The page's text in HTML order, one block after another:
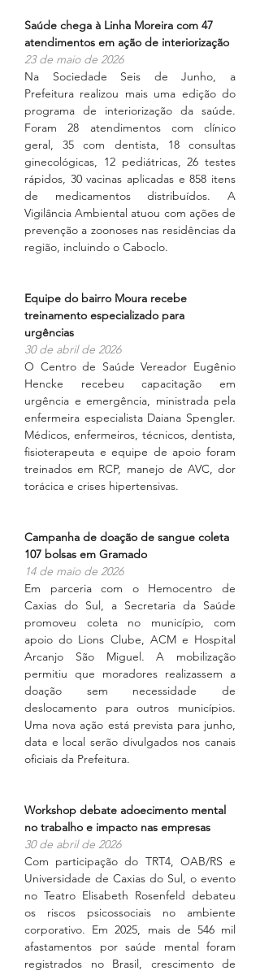
Saúde chega à Linha Moreira com 47
atendimentos em ação de interiorização
23 de maio de 2026
Na Sociedade Seis de Junho, a
Prefeitura realizou mais uma edição do
programa de interiorização da saúde.
Foram 28 atendimentos com clínico
geral, 35 com dentista, 18 consultas
ginecológicas, 12 pediátricas, 26 testes
rápidos, 30 vacinas aplicadas e 858 itens
de medicamentos distribuídos. A
Vigilância Ambiental atuou com ações de
prevenção a zoonoses nas residências da
região, incluindo o Caboclo.
Equipe do bairro Moura recebe
treinamento especializado para
urgências
30 de abril de 2026
O Centro de Saúde Vereador Eugênio
Hencke recebeu capacitação em
urgência e emergência, ministrada pela
enfermeira especialista Daiana Spengler.
Médicos, enfermeiros, técnicos, dentista,
fisioterapeuta e equipe de apoio foram
treinados em RCP, manejo de AVC, dor
torácica e crises hipertensivas.
Campanha de doação de sangue coleta
107 bolsas em Gramado
14 de maio de 2026
Em parceria com o Hemocentro de
Caxias do Sul, a Secretaria da Saúde
promoveu coleta no município, com
apoio do Lions Clube, ACM e Hospital
Arcanjo São Miguel. A mobilização
permitiu que moradores realizassem a
doação sem necessidade de
deslocamento para outros municípios.
Uma nova ação está prevista para junho,
data e local serão divulgados nos canais
oficiais da Prefeitura.
Workshop debate adoecimento mental
no trabalho e impacto nas empresas
30 de abril de 2026
Com participação do TRT4, OAB/RS e
Universidade de Caxias do Sul, o evento
no Teatro Elisabeth Rosenfeld debateu
os riscos psicossociais no ambiente
corporativo. Em 2025, mais de 546 mil
afastamentos por saúde mental foram
registrados no Brasil, crescimento de